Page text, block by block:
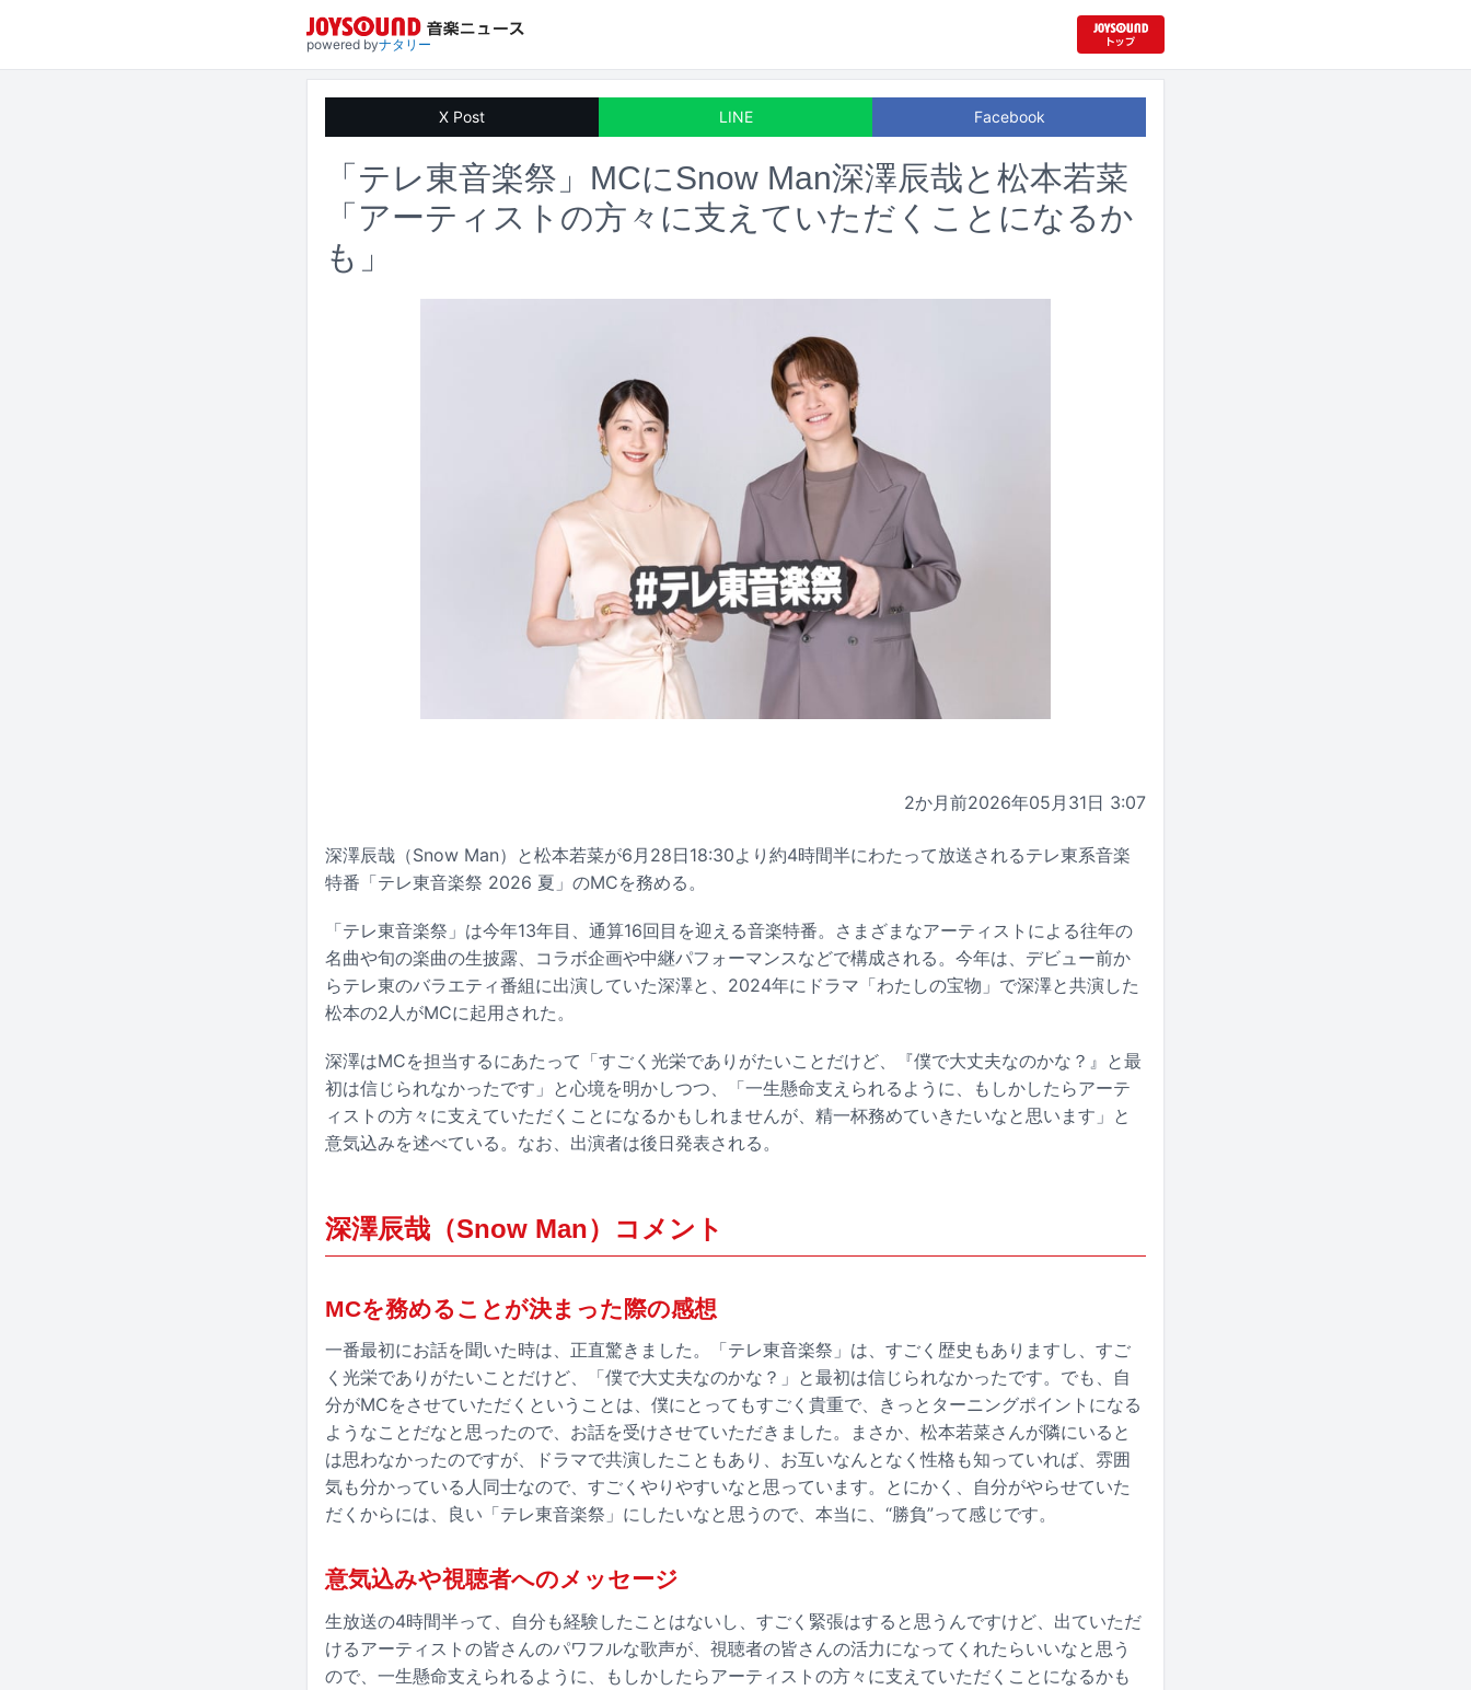
powered byナタリー
X Post LINE Facebook
「テレ東音楽祭」MCにSnow Man深澤辰哉と松本若菜
「アーティストの方々に支えていただくことになるか
も」
2か月前2026年05月31日 3:07
深澤辰哉（Snow Man）と松本若菜が6月28日18:30より約4時間半にわたって放送されるテレ東系音楽
特番「テレ東音楽祭 2026 夏」のMCを務める。
「テレ東音楽祭」は今年13年目、通算16回目を迎える音楽特番。さまざまなアーティストによる往年の
名曲や旬の楽曲の生披露、コラボ企画や中継パフォーマンスなどで構成される。今年は、デビュー前か
らテレ東のバラエティ番組に出演していた深澤と、2024年にドラマ「わたしの宝物」で深澤と共演した
松本の2人がMCに起用された。
深澤はMCを担当するにあたって「すごく光栄でありがたいことだけど、『僕で大丈夫なのかな？』と最
初は信じられなかったです」と心境を明かしつつ、「一生懸命支えられるように、もしかしたらアーテ
ィストの方々に支えていただくことになるかもしれませんが、精一杯務めていきたいなと思います」と
意気込みを述べている。なお、出演者は後日発表される。
深澤辰哉（Snow Man）コメント
MCを務めることが決まった際の感想
一番最初にお話を聞いた時は、正直驚きました。「テレ東音楽祭」は、すごく歴史もありますし、すご
く光栄でありがたいことだけど、「僕で大丈夫なのかな？」と最初は信じられなかったです。でも、自
分がMCをさせていただくということは、僕にとってもすごく貴重で、きっとターニングポイントになる
ようなことだなと思ったので、お話を受けさせていただきました。まさか、松本若菜さんが隣にいると
は思わなかったのですが、ドラマで共演したこともあり、お互いなんとなく性格も知っていれば、雰囲
気も分かっている人同士なので、すごくやりやすいなと思っています。とにかく、自分がやらせていた
だくからには、良い「テレ東音楽祭」にしたいなと思うので、本当に、“勝負”って感じです。
意気込みや視聴者へのメッセージ
生放送の4時間半って、自分も経験したことはないし、すごく緊張はすると思うんですけど、出ていただ
けるアーティストの皆さんのパワフルな歌声が、視聴者の皆さんの活力になってくれたらいいなと思う
ので、一生懸命支えられるように、もしかしたらアーティストの方々に支えていただくことになるかも